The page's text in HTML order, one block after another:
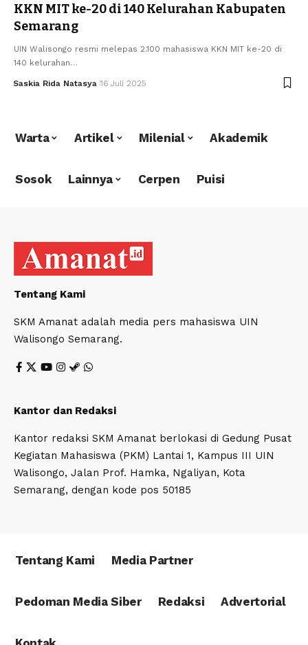
KKN MIT ke-20 di 140 Kelurahan Kabupaten
Semarang
UIN Walisongo resmi melepas 2.100 mahasiswa KKN MIT ke-20 di
140 kelurahan…
Saskia Rida Natasya 16 Juli 2025
Warta Artikel Milenial Akademik
Sosok Lainnya Cerpen Puisi
Tentang Kami
SKM Amanat adalah media pers mahasiswa UIN
Walisongo Semarang.
Kantor dan Redaksi
Kantor redaksi SKM Amanat berlokasi di Gedung Pusat
Kegiatan Mahasiswa (PKM) Lantai 1, Kampus III UIN
Walisongo, Jalan Prof. Hamka, Ngaliyan, Kota
Semarang, dengan kode pos 50185
Tentang Kami Media Partner
Pedoman Media Siber Redaksi Advertorial